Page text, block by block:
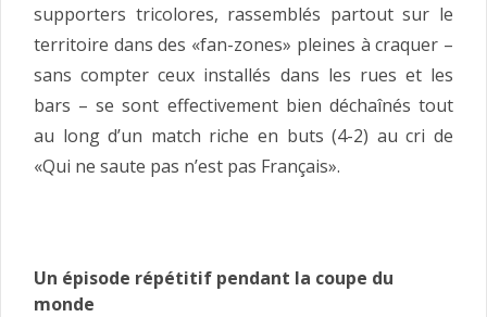
supporters tricolores, rassemblés partout sur le
territoire dans des «fan-zones» pleines à craquer –
sans compter ceux installés dans les rues et les
bars – se sont effectivement bien déchaînés tout
au long d’un match riche en buts (4-2) au cri de
«Qui ne saute pas n’est pas Français».
Un épisode répétitif pendant la coupe du
monde